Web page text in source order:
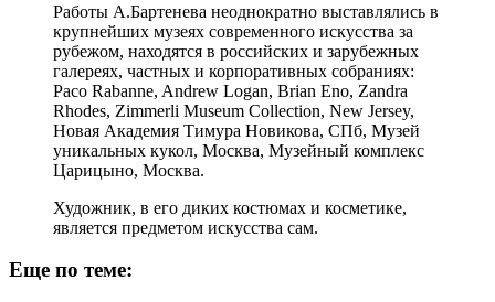
Работы А.Бартенева неоднократно выставлялись в
крупнейших музеях современного искусства за
рубежом, находятся в российских и зарубежных
галереях, частных и корпоративных собраниях:
Расо Rabanne, Andrew Logan, Brian Eno, Zandra
Rhodes, Zimmerli Museum Collection, New Jersey,
Новая Академия Тимура Новикова, СПб, Музей
уникальных кукол, Москва, Музейный комплекс
Царицыно, Москва.
Художник, в его диких костюмах и косметике,
является предметом искусства сам.
Еще по теме: